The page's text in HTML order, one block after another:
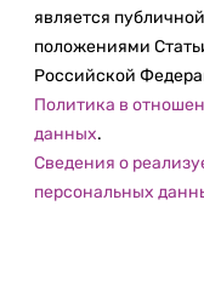
является
положениями
Российской
Политика в
данных.
Сведения о
персональных